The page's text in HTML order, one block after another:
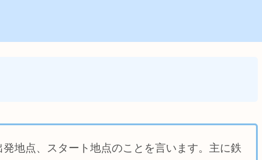
発地点、スタート地点のことを言います。主に鉄